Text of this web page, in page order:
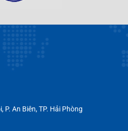
An Biên, TP. Hải Phòng